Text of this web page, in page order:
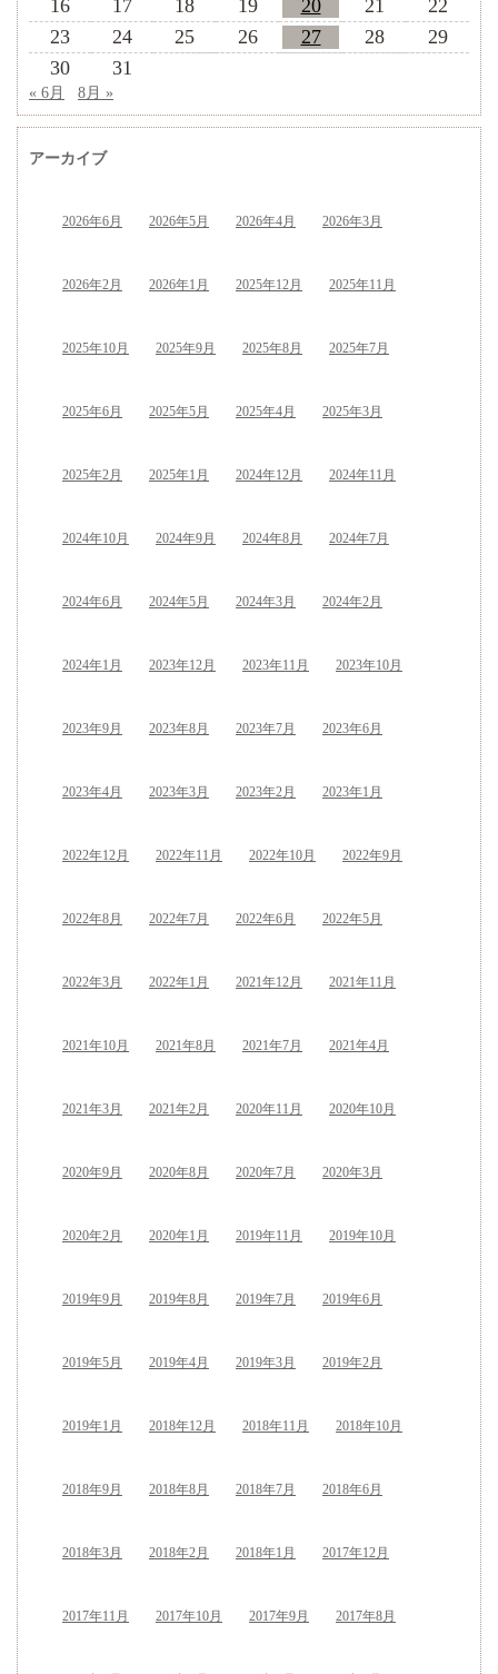
16 17 18 19 20 21
22
23
24 25 26 27 28
29
30
31
« 6月 8月 »
アーカイブ
2026年6月 2026年5月 2026年4月 2026年3月
2026年2月 2026年1月 2025年12月 2025年11月
2025年10月 2025年9月 2025年8月 2025年7月
2025年6月 2025年5月 2025年4月 2025年3月
2025年2月 2025年1月 2024年12月 2024年11月
2024年10月 2024年9月 2024年8月 2024年7月
2024年6月 2024年5月 2024年3月 2024年2月
2024年1月 2023年12月 2023年11月 2023年10月
2023年9月 2023年8月 2023年7月 2023年6月
2023年4月 2023年3月 2023年2月 2023年1月
2022年12月 2022年11月 2022年10月 2022年9月
2022年8月 2022年7月 2022年6月 2022年5月
2022年3月 2022年1月 2021年12月 2021年11月
2021年10月 2021年8月 2021年7月 2021年4月
2021年3月 2021年2月 2020年11月 2020年10月
2020年9月 2020年8月 2020年7月 2020年3月
2020年2月 2020年1月 2019年11月 2019年10月
2019年9月 2019年8月 2019年7月 2019年6月
2019年5月 2019年4月 2019年3月 2019年2月
2019年1月 2018年12月 2018年11月 2018年10月
2018年9月 2018年8月 2018年7月 2018年6月
2018年3月 2018年2月 2018年1月 2017年12月
2017年11月 2017年10月 2017年9月 2017年8月